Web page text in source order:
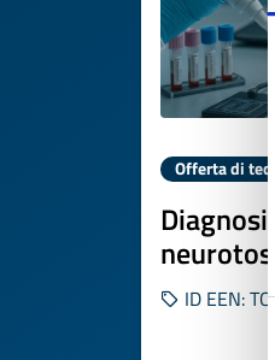
Offerta di
ID EEN: